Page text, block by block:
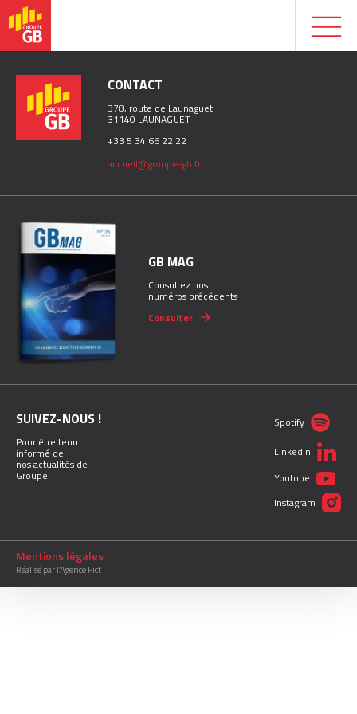
CONTACT
378, route de Launaguet
31140 LAUNAGUET
+33 5 34 66 22 22
accueil@groupe-gb.fr
GB MAG
Consultez nos
numéros précédents
Consulter
SUIVEZ-NOUS !
Pour être tenu
informé de
nos actualités de
Groupe
Spotify
LinkedIn
Youtube
Instagram
Mentions légales
Réalisé par l’Agence Pict